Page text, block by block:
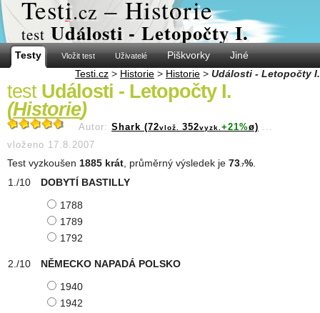
Testi.cz – Historie
test Události - Letopočty I.
Testy Vložit test Uživatelé Piškvorky
Jiné
Testi.cz > Historie > Historie > Události - Letopočty I.
test Události - Letopočty I.
(Historie)
Autor: Shark (72vlož. 352vyzk. +21%ø) ...
vloženo 17.8.2007
Test vyzkoušen 1885 krát , průměrný výsledek je 73 .7%
DOBYTÍ BASTILLY
1788
1789
1792
NĚMECKO NAPADÁ POLSKO
1940
1942